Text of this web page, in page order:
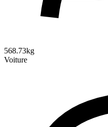
568.73kg
Voiture